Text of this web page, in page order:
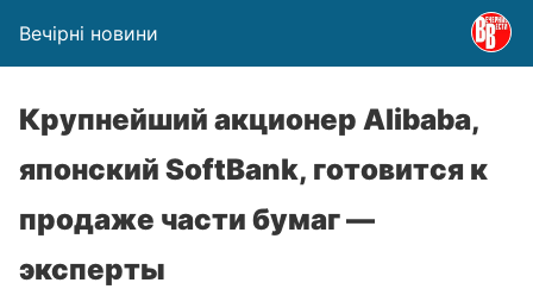
Вечірні новини
Крупнейший акционер Alibaba,
японский SoftBank, готовится к
продаже части бумаг —
эксперты